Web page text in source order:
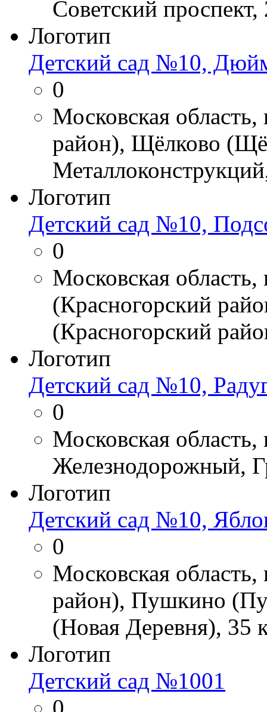
Советский проспект,
Логотип
Детский сад №10,
0
Московская
район), Щёлково
Логотип
Детский сад №10,
0
Московская
(Красногорский
(Красногорский
Логотип
Детский сад №10,
0
Московская
Железнодорожный,
Логотип
Детский сад №10,
0
Московская
район), Пушкино
(Новая Деревня), 35
Логотип
Детский сад №1001